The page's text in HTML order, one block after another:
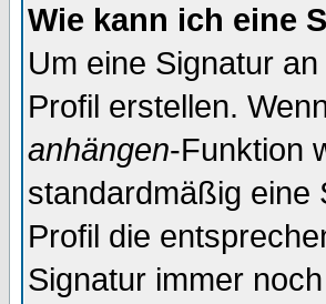
Wie kann ich eine
Um eine Signatur
Profil erstellen.
anhängen-Funktion
standardmäßig eine
Profil die
Signatur immer